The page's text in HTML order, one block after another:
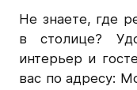
Не знаете, где
в столице?
интерьер и
вас по адресу: